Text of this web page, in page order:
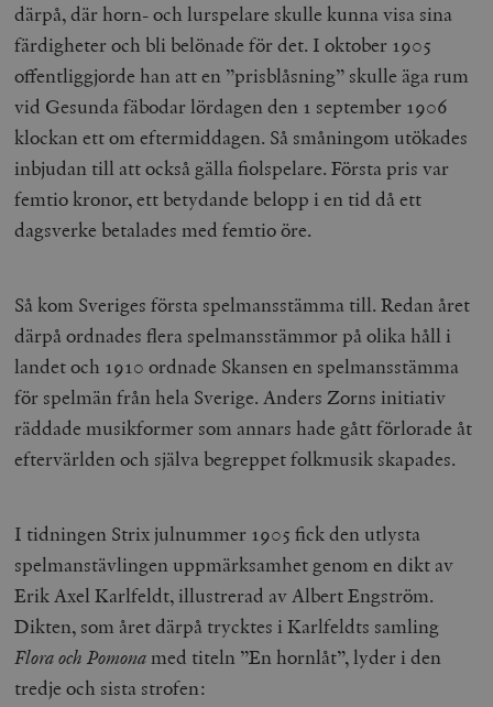
därpå, där horn- och lurspelare skulle kunna visa sina
färdigheter och bli belönade för det. I oktober 1905
offentliggjorde han att en ”prisblåsning” skulle äga rum
vid Gesunda fäbodar lördagen den 1 september 1906
klockan ett om eftermiddagen. Så småningom utökades
inbjudan till att också gälla fiolspelare. Första pris var
femtio kronor, ett betydande belopp i en tid då ett
dagsverke betalades med femtio öre.
Så kom Sveriges första spelmansstämma till. Redan året
därpå ordnades flera spelmansstämmor på olika håll i
landet och 1910 ordnade Skansen en spelmansstämma
för spelmän från hela Sverige. Anders Zorns initiativ
räddade musikformer som annars hade gått förlorade åt
eftervärlden och själva begreppet folkmusik skapades.
I tidningen Strix julnummer 1905 fick den utlysta
spelmanstävlingen uppmärksamhet genom en dikt av
Erik Axel Karlfeldt, illustrerad av Albert Engström.
Dikten, som året därpå trycktes i Karlfeldts samling
Flora och Pomonamed titeln ”En hornlåt”, lyder i den
tredje och sista strofen: